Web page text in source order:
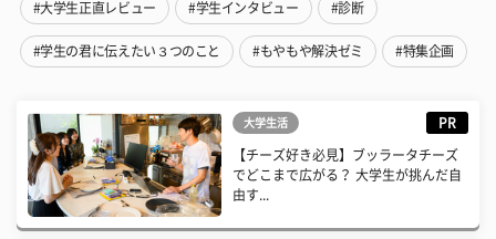
#大学生正直レビュー #学生インタビュー #診断
#学生の君に伝えたい３つのこと #もやもや解決ゼミ #特集企画
大学生活 PR
【チーズ好き必見】ブッラータチーズ
でどこまで広がる？ 大学生が挑んだ自
由す...